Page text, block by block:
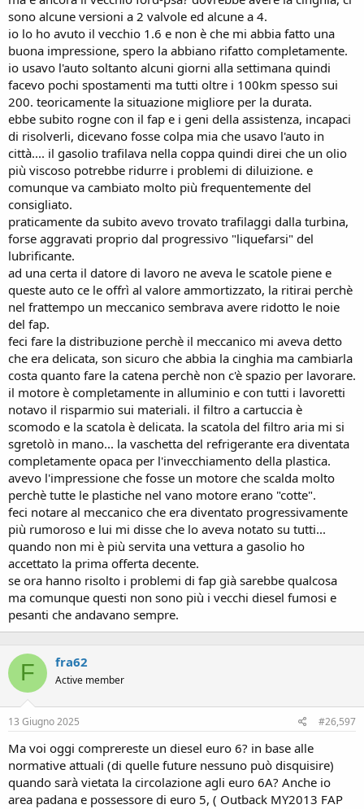
sono alcune versioni a 2 valvole ed alcune a 4.
io lo ho avuto il vecchio 1.6 e non è che mi abbia fatto una
buona impressione, spero la abbiano rifatto completamente.
io usavo l'auto soltanto alcuni giorni alla settimana quindi
facevo pochi spostamenti ma tutti oltre i 100km spesso sui
200. teoricamente la situazione migliore per la durata.
ebbe subito rogne con il fap e i geni della assistenza, incapaci
di risolverli, dicevano fosse colpa mia che usavo l'auto in
città.... il gasolio trafilava nella coppa quindi direi che un olio
più viscoso potrebbe ridurre i problemi di diluizione. e
comunque va cambiato molto più frequentemente del
consigliato.
praticamente da subito avevo trovato trafilaggi dalla turbina,
forse aggravati proprio dal progressivo "liquefarsi" del
lubrificante.
ad una certa il datore di lavoro ne aveva le scatole piene e
queste auto ce le offrì al valore ammortizzato, la ritirai perchè
nel frattempo un meccanico sembrava avere ridotto le noie
del fap.
feci fare la distribuzione perchè il meccanico mi aveva detto
che era delicata, son sicuro che abbia la cinghia ma cambiarla
costa quanto fare la catena perchè non c'è spazio per lavorare.
il motore è completamente in alluminio e con tutti i lavoretti
notavo il risparmio sui materiali. il filtro a cartuccia è
scomodo e la scatola è delicata. la scatola del filtro aria mi si
sgretolò in mano... la vaschetta del refrigerante era diventata
completamente opaca per l'invecchiamento della plastica.
avevo l'impressione che fosse un motore che scalda molto
perchè tutte le plastiche nel vano motore erano "cotte".
feci notare al meccanico che era diventato progressivamente
più rumoroso e lui mi disse che lo aveva notato su tutti...
quando non mi è più servita una vettura a gasolio ho
accettato la prima offerta decente.
se ora hanno risolto i problemi di fap già sarebbe qualcosa
ma comunque questi non sono più i vecchi diesel fumosi e
pesanti che andavano sempre.
F fra62
Active member
13 Giugno 2025 #26,597
Ma voi oggi comprereste un diesel euro 6? in base alle
normative attuali (di quelle future nessuno può disquisire)
quando sarà vietata la circolazione agli euro 6A? Anche io
area padana e possessore di euro 5, ( Outback MY2013 FAP